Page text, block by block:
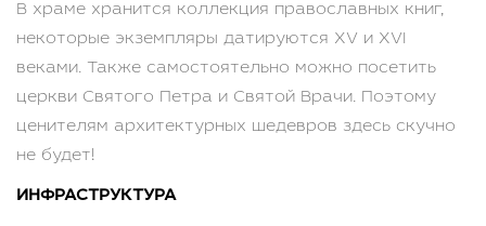
В храме хранится коллекция православных книг,
некоторые экземпляры датируются XV и XVI
веками. Также самостоятельно можно посетить
церкви Святого Петра и Святой Врачи. Поэтому
ценителям архитектурных шедевров здесь скучно
не будет!
ИНФРАСТРУКТУРА